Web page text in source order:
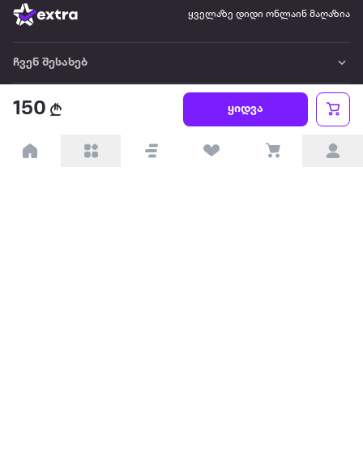
150 ყიდვა
ყველაზე დიდი ონლაინ მაღაზია
ჩვენ შესახებ
წესები და პირობები
პარტნიორებისთვის